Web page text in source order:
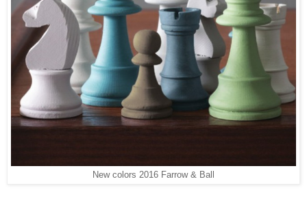
New colors 2016 Farrow & Ball